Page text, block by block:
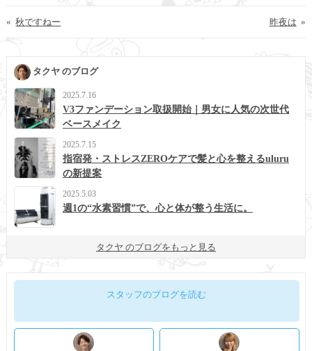
« 秋ですねー »
昨夜は
タクヤ のブログ
2025.7.16
V3ファンデーション取扱開始｜男女に人気の次世代
ベースメイク
2025.7.15
指宿発・ストレスZEROケアで髪と心を整えるuluru
の新提案
2025.5.03
週1の“水素習慣”で、心と体が整う生活に。
タクヤ のブログをもっと見る
スタッフのブログを読む